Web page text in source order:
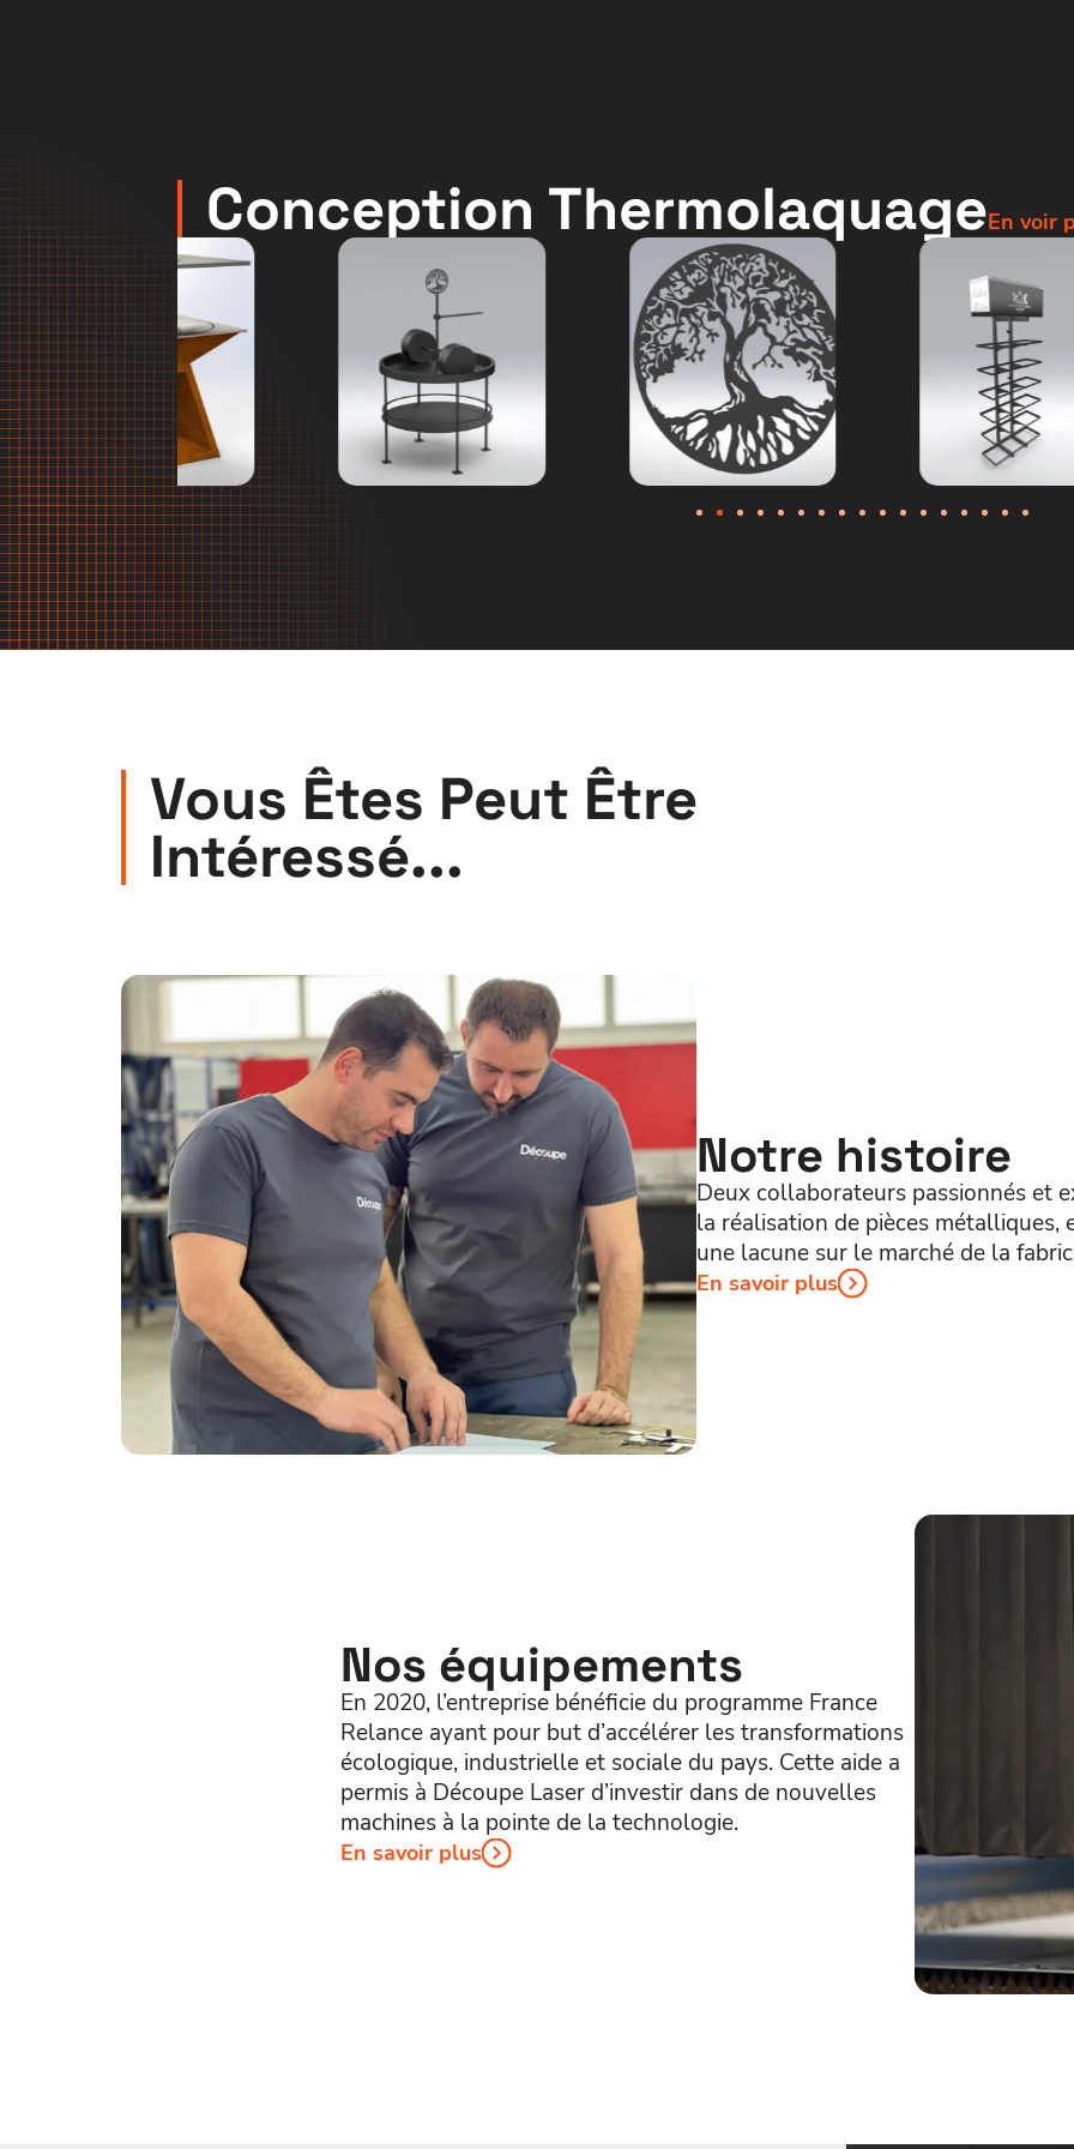
Conception ThermolaquageEn voir
Vous Êtes Peut Être
Intéressé...
Notre histoire
Deux collaborateurs passionnés et
la réalisation de pièces métalliques,
une lacune sur le marché de la
En savoir plus
Nos équipements
En 2020, l’entreprise bénéficie du programme France
Relance ayant pour but d’accélérer les transformations
écologique, industrielle et sociale du pays. Cette aide a
permis à Découpe Laser d’investir dans de nouvelles
machines à la pointe de la technologie.
En savoir plus